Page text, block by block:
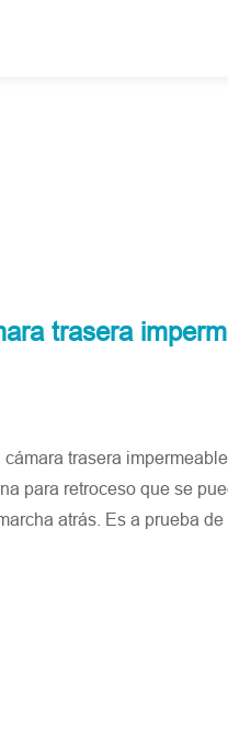
trasera
trasera
para retroceso que se
atrás. Es a prueba